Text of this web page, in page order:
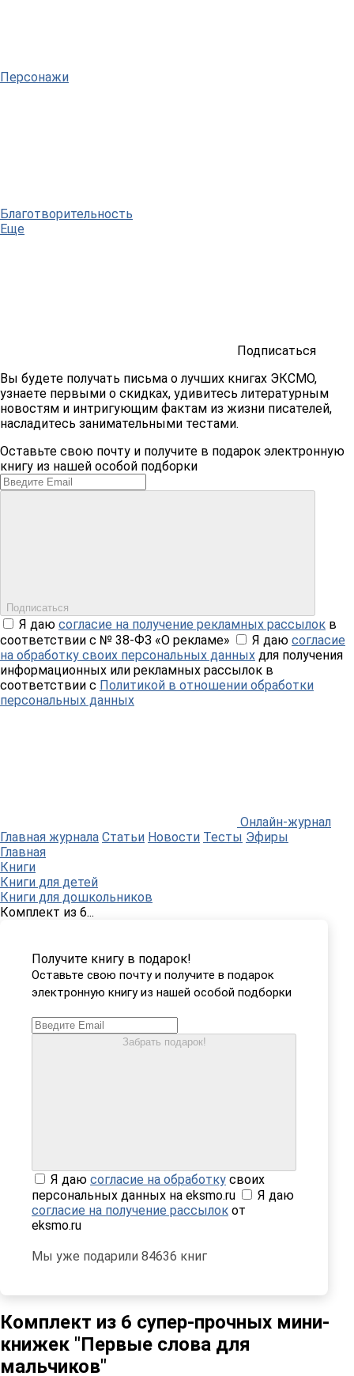
Персонажи
Благотворительность
Еще
Подписаться
Вы будете получать письма о лучших книгах ЭКСМО,
узнаете первыми о скидках, удивитесь литературным
новостям и интригующим фактам из жизни писателей,
насладитесь занимательными тестами.
Оставьте свою почту и получите в подарок электронную
книгу из нашей особой подборки
Подписаться
Я даю согласие на получение рекламных рассылок в
соответствии с № 38-ФЗ «О рекламе»
Я даю согласие
на обработку своих персональных данных для получения
информационных или рекламных рассылок в
соответствии с Политикой в отношении обработки
персональных данных
Онлайн-журнал
Главная журнала Статьи Новости Тесты Эфиры
Главная
Книги
Книги для детей
Книги для дошкольников
Комплект из 6...
Получите книгу в подарок!
Оставьте свою почту и получите в подарок
электронную книгу из нашей особой подборки
Забрать подарок!
Я даю согласие на обработку своих
персональных данных на eksmo.ru
Я даю
согласие на получение рассылок от
eksmo.ru
Мы уже подарили 84636 книг
Комплект из 6 супер-прочных мини-
книжек "Первые слова для
мальчиков"